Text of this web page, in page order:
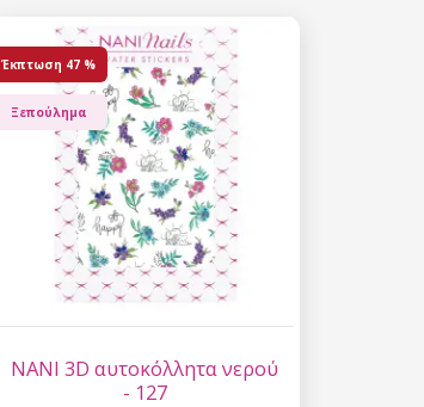
NANI 3D αυτοκόλλητα νερού
- 127
Έκπτωση 47 %
Ξεπούλημα